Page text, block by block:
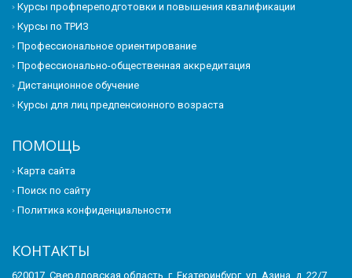
Курсы профпереподготовки и повышения квалификации
Курсы по ТРИЗ
Профессиональное ориентирование
Профессионально-общественная аккредитация
Дистанционное обучение
Курсы для лиц предпенсионного возраста
ПОМОЩЬ
Карта сайта
Поиск по сайту
Политика конфиденциальности
КОНТАКТЫ
620017, Свердловская область, г. Екатеринбург, ул. Азина, д. 22/7,